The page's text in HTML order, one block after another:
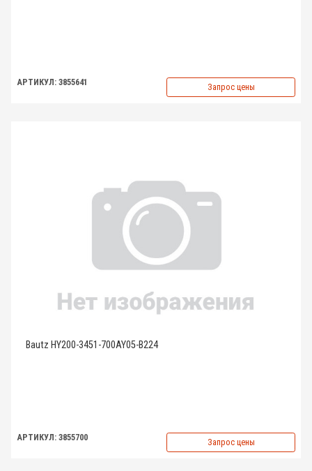
АРТИКУЛ: 3855641 Запрос цены
Bautz HY200-3451-700AY05-B224
АРТИКУЛ: 3855700 Запрос цены